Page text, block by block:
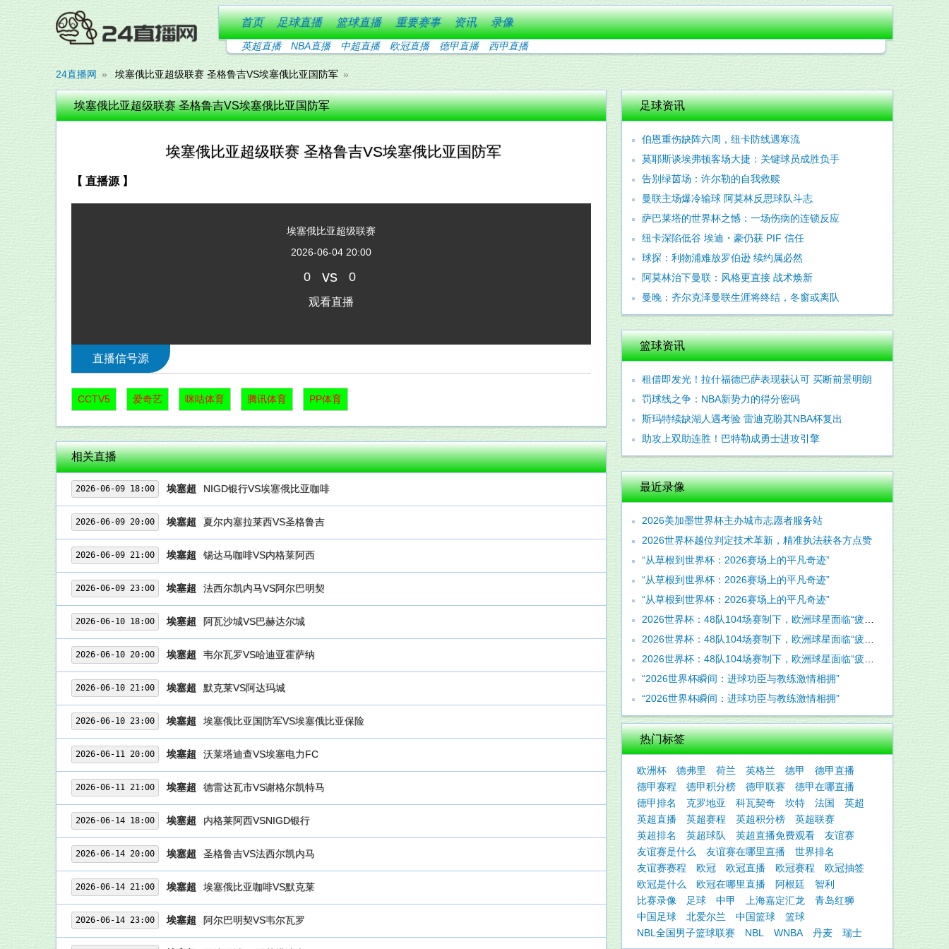
首页 足球直播 篮球直播 重要赛事 资讯 录像
英超直播 NBA直播 中超直播 欧冠直播 德甲直播 西甲直播
24直播网 埃塞俄比亚超级联赛 圣格鲁吉VS埃塞俄比亚国防军
埃塞俄比亚超级联赛 圣格鲁吉VS埃塞俄比亚国防军
埃塞俄比亚超级联赛 圣格鲁吉VS埃塞俄比亚国防军
【 直播源 】
埃塞俄比亚超级联赛
2026-06-04 20:00
0 vs 0
观看直播
直播信号源
CCTV5 爱奇艺 咪咕体育 腾讯体育 PP体育
相关直播
2026-06-09 18:00 埃塞超 NIGD银行VS埃塞俄比亚咖啡
2026-06-09 20:00 埃塞超 夏尔内塞拉莱西VS圣格鲁吉
2026-06-09 21:00 埃塞超 锡达马咖啡VS内格莱阿西
2026-06-09 23:00 埃塞超 法西尔凯内马VS阿尔巴明契
2026-06-10 18:00 埃塞超 阿瓦沙城VS巴赫达尔城
2026-06-10 20:00 埃塞超 韦尔瓦罗VS哈迪亚霍萨纳
2026-06-10 21:00 埃塞超 默克莱VS阿达玛城
2026-06-10 23:00 埃塞超 埃塞俄比亚国防军VS埃塞俄比亚保险
2026-06-11 20:00 埃塞超 沃莱塔迪查VS埃塞电力FC
2026-06-11 21:00 埃塞超 德雷达瓦市VS谢格尔凯特马
2026-06-14 18:00 埃塞超 内格莱阿西VSNIGD银行
2026-06-14 20:00 埃塞超 圣格鲁吉VS法西尔凯内马
2026-06-14 21:00 埃塞超 埃塞俄比亚咖啡VS默克莱
2026-06-14 23:00 埃塞超 阿尔巴明契VS韦尔瓦罗
足球资讯
伯恩重伤缺阵六周，纽卡防线遇寒流
莫耶斯谈埃弗顿客场大捷：关键球员成胜负手
告别绿茵场：许尔勒的自我救赎
曼联主场爆冷输球 阿莫林反思球队斗志
萨巴莱塔的世界杯之憾：一场伤病的连锁反应
纽卡深陷低谷 埃迪・豪仍获 PIF 信任
球探：利物浦难放罗伯逊 续约属必然
阿莫林治下曼联：风格更直接 战术焕新
曼晚：齐尔克泽曼联生涯将终结，冬窗或离队
篮球资讯
租借即发光！拉什福德巴萨表现获认可 买断前景明朗
罚球线之争：NBA新势力的得分密码
斯玛特续缺湖人遇考验 雷迪克盼其NBA杯复出
助攻上双助连胜！巴特勒成勇士进攻引擎
最近录像
2026美加墨世界杯主办城市志愿者服务站
2026世界杯越位判定技术革新，精准执法获各方点赞
“从草根到世界杯：2026赛场上的平凡奇迹”
“从草根到世界杯：2026赛场上的平凡奇迹”
“从草根到世界杯：2026赛场上的平凡奇迹”
2026世界杯：48队104场赛制下，欧洲球星面临“疲劳陷阱”
2026世界杯：48队104场赛制下，欧洲球星面临“疲劳陷阱”
2026世界杯：48队104场赛制下，欧洲球星面临“疲劳陷阱”
“2026世界杯瞬间：进球功臣与教练激情相拥”
“2026世界杯瞬间：进球功臣与教练激情相拥”
热门标签
欧洲杯 德弗里 荷兰 英格兰 德甲
德甲直播
德甲赛程
德甲积分榜 德甲联赛
德甲在哪直播
德甲排名
克罗地亚 科瓦契奇 坎特 法国
英超
英超直播
英超赛程 英超积分榜
英超联赛
英超排名
英超球队 英超直播免费观看
友谊赛
友谊赛是什么
友谊赛在哪里直播
世界排名
友谊赛赛程
欧冠 欧冠直播 欧冠赛程
欧冠抽签
欧冠是什么
欧冠在哪里直播 阿根廷
智利
比赛录像
足球 中甲 上海嘉定汇龙
青岛红狮
中国足球
北爱尔兰 中国篮球
篮球
NBL全国男子篮球联赛
NBL WNBA 丹麦 瑞士